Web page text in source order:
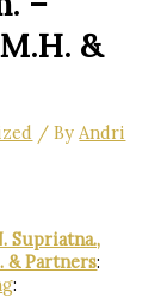
&
/ By Andri
Supriatna.,
& Partners:
: